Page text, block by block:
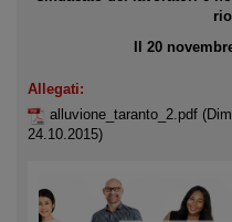
Il 20
Allegati:
alluvione_taranto_2.pdf
24.10.2015)